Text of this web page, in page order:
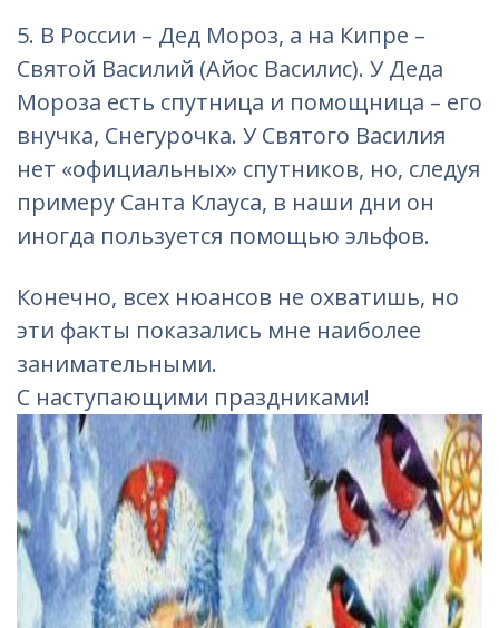
5. В России – Дед Мороз, а на Кипре –
Святой Василий (Айос Василис). У Деда
Мороза есть спутница и помощница – его
внучка, Снегурочка. У Святого Василия
нет «официальных» спутников, но, следуя
примеру Санта Клауса, в наши дни он
иногда пользуется помощью эльфов.
Конечно, всех нюансов не охватишь, но
эти факты показались мне наиболее
занимательными.
С наступающими праздниками!